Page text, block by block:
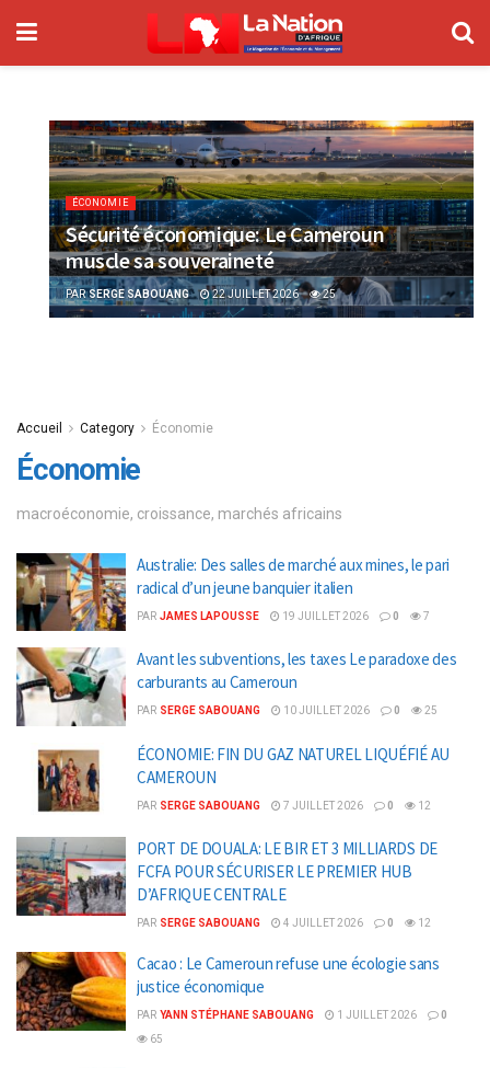
ÉCONOMIE
Sécurité économique: Le Cameroun
muscle sa souveraineté
PAR SERGE SABOUANG 22 JUILLET 2026 25
Accueil Category Économie
Économie
macroéconomie, croissance, marchés africains
Australie: Des salles de marché aux mines, le pari
radical d’un jeune banquier italien
PAR JAMES LAPOUSSE 19 JUILLET 2026 0 7
Avant les subventions, les taxes Le paradoxe des
carburants au Cameroun
PAR SERGE SABOUANG 10 JUILLET 2026 0 25
ÉCONOMIE: FIN DU GAZ NATUREL LIQUÉFIÉ AU
CAMEROUN
PAR SERGE SABOUANG 7 JUILLET 2026 0 12
PORT DE DOUALA: LE BIR ET 3 MILLIARDS DE
FCFA POUR SÉCURISER LE PREMIER HUB
D’AFRIQUE CENTRALE
PAR SERGE SABOUANG 4 JUILLET 2026 0 12
Cacao : Le Cameroun refuse une écologie sans
justice économique
PAR YANN STÉPHANE SABOUANG 1 JUILLET 2026
0
65